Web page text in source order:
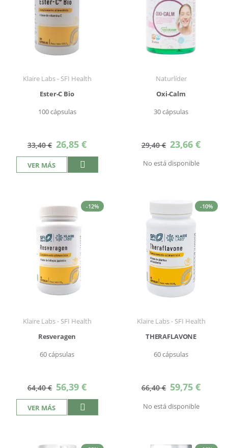
Klaire Labs - SFI Health
Ester-C Bio
100 cápsulas
33,40 € Precio
especial
26,85 €
VER MÁS
Naturlíder
Oxi-Calm
30 cápsulas
29,40 € Precio
especial
23,66 €
No está disponible
-12%
Klaire Labs - SFI Health
Resveragen
60 cápsulas
64,40 € Precio
especial
56,39 €
VER MÁS
-10%
Klaire Labs - SFI Health
THERAFLAVONE
60 cápsulas
66,40 € Precio
especial
59,75 €
No está disponible